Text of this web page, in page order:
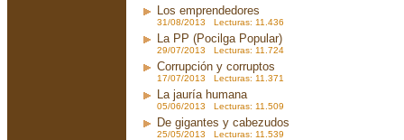
Los emprendedores
31/08/2013 Lecturas: 11.436
La PP (Pocilga Popular)
29/07/2013 Lecturas: 11.724
Corrupción y corruptos
17/07/2013 Lecturas: 11.371
La jauría humana
05/06/2013 Lecturas: 11.509
De gigantes y cabezudos
25/05/2013 Lecturas: 11.539